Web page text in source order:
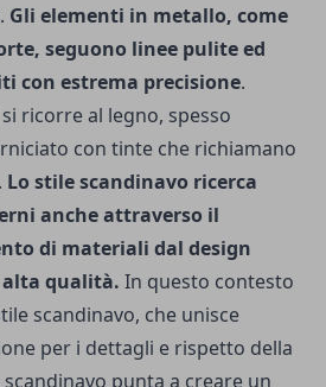
Gli elementi in metallo, come
seguono linee pulite ed
con estrema precisione.
ricorre al legno, spesso
con tinte che richiamano
Lo stile scandinavo ricerca
anche attraverso il
di materiali dal design
qualità. In questo contesto
scandinavo, che unisce
per i dettagli e rispetto della
punta a creare un